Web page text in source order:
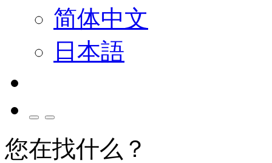
简体中文
日本語
您在找什么？